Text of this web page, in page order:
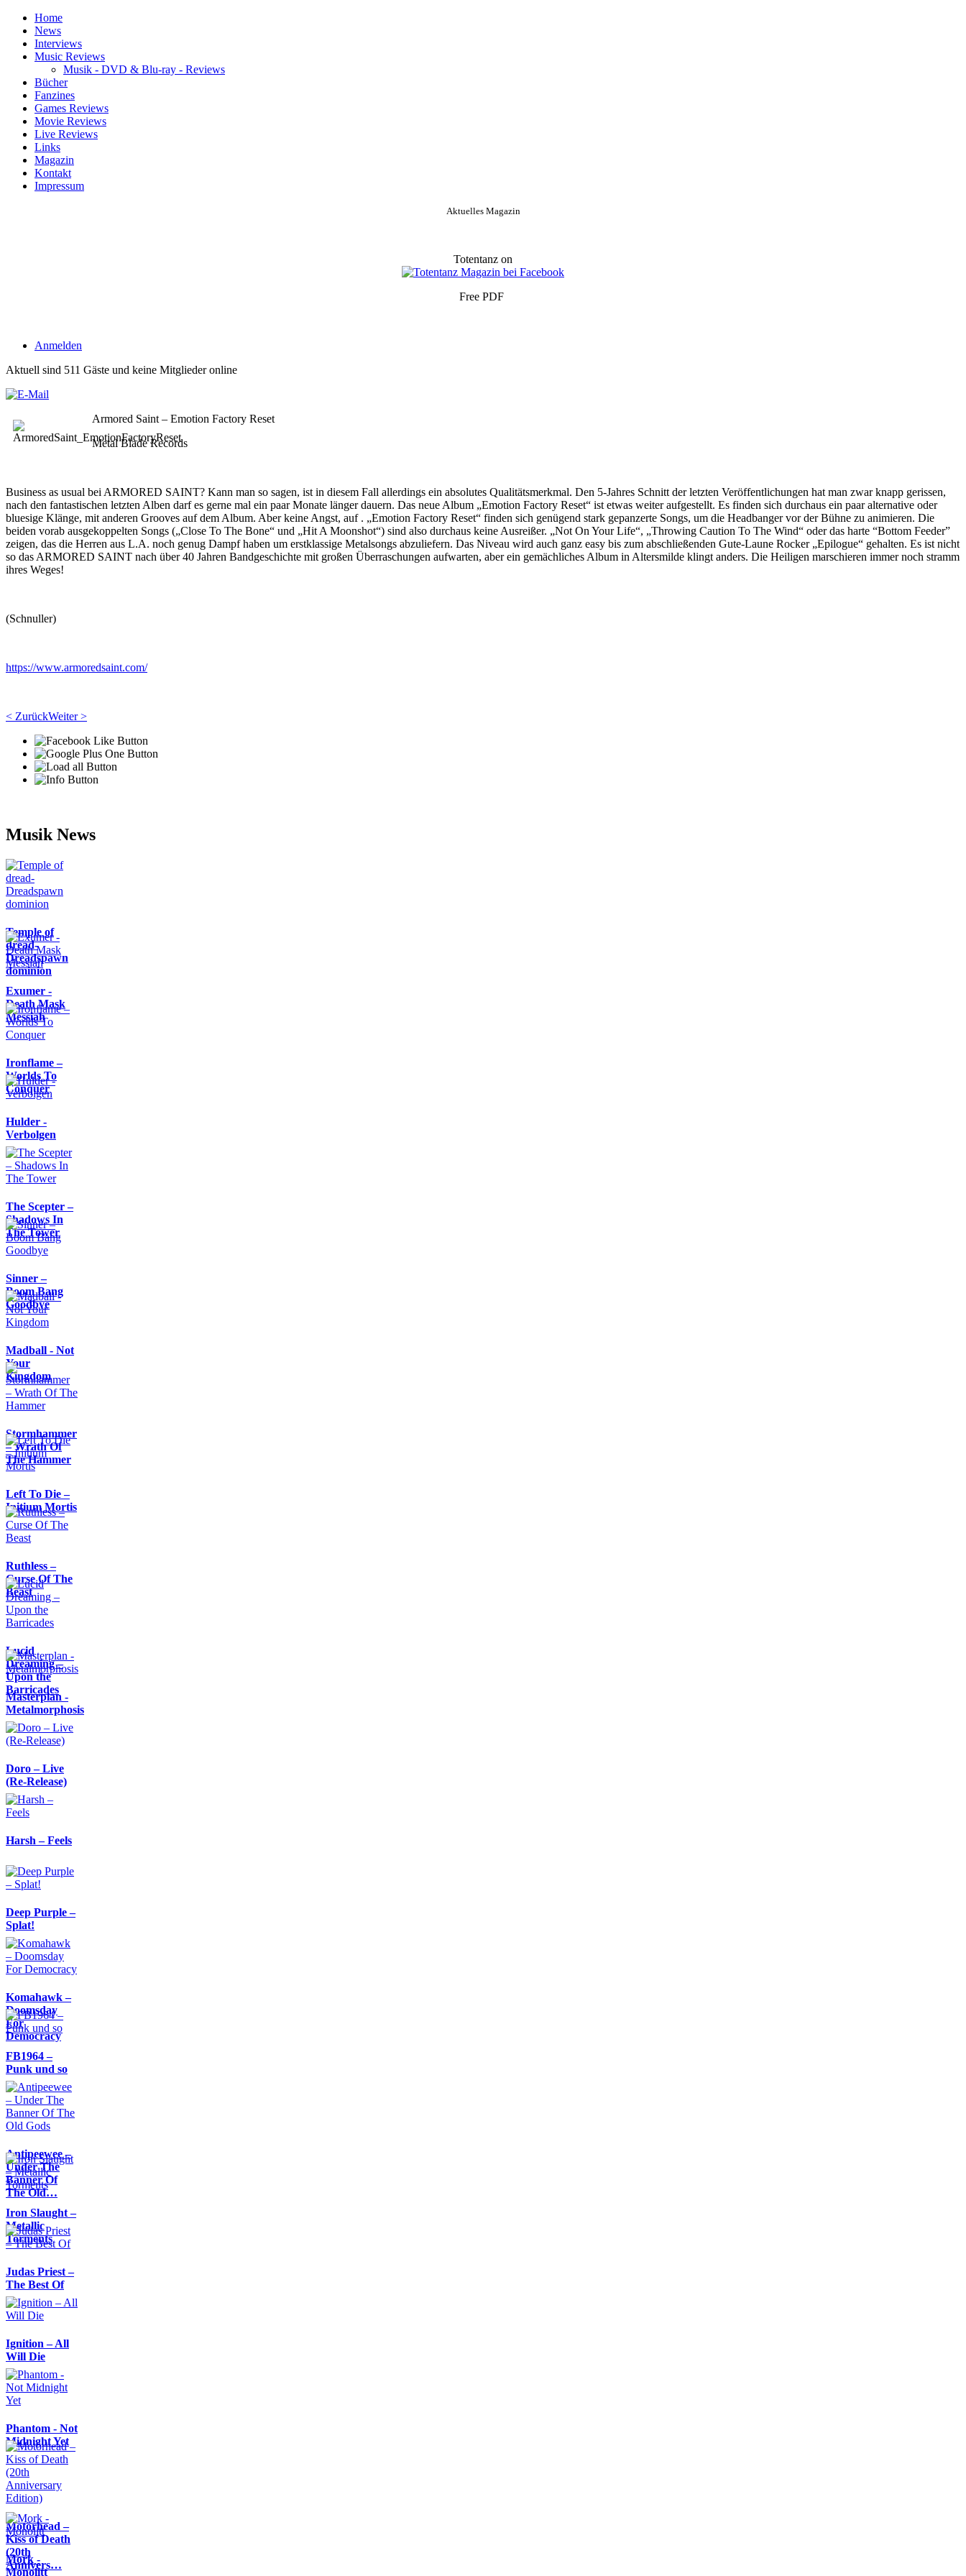
Home
News
Interviews
Music Reviews
Musik - DVD & Blu-ray - Reviews
Bücher
Fanzines
Games Reviews
Movie Reviews
Live Reviews
Links
Magazin
Kontakt
Impressum
Aktuelles Magazin
Totentanz on
Free PDF
Anmelden
Aktuell sind 511 Gäste und keine Mitglieder online
Armored Saint – Emotion Factory Reset
Metal Blade Records
Business as usual bei ARMORED SAINT? Kann man so sagen, ist in diesem Fall allerdings ein absolutes Qualitätsmerkmal. Den 5-Jahres Schnitt der letzten Veröffentlichungen hat man zwar knapp gerissen,
nach den fantastischen letzten Alben darf es gerne mal ein paar Monate länger dauern. Das neue Album „Emotion Factory Reset“ ist etwas weiter aufgestellt. Es finden sich durchaus ein paar alternative oder
bluesige Klänge, mit anderen Grooves auf dem Album. Aber keine Angst, auf . „Emotion Factory Reset“ finden sich genügend stark gepanzerte Songs, um die Headbanger vor der Bühne zu animieren. Die
beiden vorab ausgekoppelten Songs („Close To The Bone“ und „Hit A Moonshot“) sind also durchaus keine Ausreißer. „Not On Your Life“, „Throwing Caution To The Wind“ oder das harte “Bottom Feeder”
zeigen, das die Herren aus L.A. noch genug Dampf haben um erstklassige Metalsongs abzuliefern. Das Niveau wird auch ganz easy bis zum abschließenden Gute-Laune Rocker „Epilogue“ gehalten. Es ist nicht
so das ARMORED SAINT nach über 40 Jahren Bandgeschichte mit großen Überraschungen aufwarten, aber ein gemächliches Album in Altersmilde klingt anders. Die Heiligen marschieren immer noch stramm
ihres Weges!
(Schnuller)
https://www.armoredsaint.com/
< ZurückWeiter >
Musik News
Temple of
dread-
Dreadspawn
dominion
Exumer -
Death Mask
Messiah
Ironflame –
Worlds To
Conquer
Hulder -
Verbolgen
The Scepter –
Shadows In
The Tower
Sinner –
Boom Bang
Goodbye
Madball - Not
Your
Kingdom
Stormhammer
– Wrath Of
The Hammer
Left To Die –
Initium Mortis
Ruthless –
Curse Of The
Beast
Lucid
Dreaming –
Upon the
Barricades
Masterplan -
Metalmorphosis
Doro – Live
(Re-Release)
Harsh – Feels
Deep Purple –
Splat!
Komahawk –
Doomsday
For
Democracy
FB1964 –
Punk und so
Antipeewee –
Under The
Banner Of
The Old…
Iron Slaught –
Metallic
Torments
Judas Priest –
The Best Of
Ignition – All
Will Die
Phantom - Not
Midnight Yet
Motörhead –
Kiss of Death
(20th
Annivers…
Mork -
Monolitt